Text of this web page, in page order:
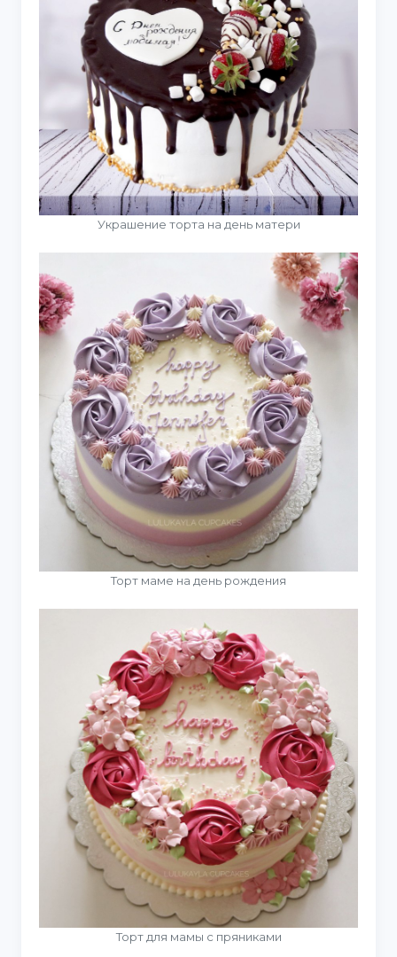
Украшение торта на день матери
Торт маме на день рождения
Торт для мамы с пряниками